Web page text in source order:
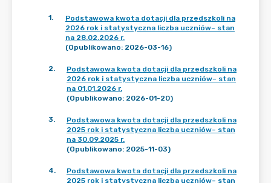
1.
Podstawowa kwota dotacji dla przedszkoli na
2026 rok i statystyczna liczba uczniów– stan
na 28.02.2026 r.
(Opublikowano: 2026-03-16)
2.
Podstawowa kwota dotacji dla przedszkoli na
2026 rok i statystyczna liczba uczniów– stan
na 01.01.2026 r.
(Opublikowano: 2026-01-20)
3.
Podstawowa kwota dotacji dla przedszkoli na
2025 rok i statystyczna liczba uczniów– stan
na 30.09.2025 r.
(Opublikowano: 2025-11-03)
4.
Podstawowa kwota dotacji dla przedszkoli na
2025 rok i statystyczna liczba uczniów– stan